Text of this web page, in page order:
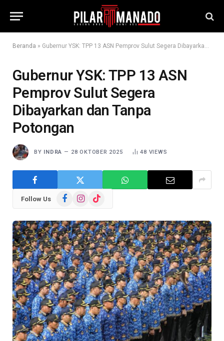
Beranda » Gubernur YSK: TPP 13 ASN Pemprov Sulut Segera Dibayarkan dan Tanpa Potongan
Gubernur YSK: TPP 13 ASN
Pemprov Sulut Segera
Dibayarkan dan Tanpa
Potongan
BY INDRA 28 OKTOBER 2025 48 VIEWS
Follow Us FacebookInstagram
TikTok